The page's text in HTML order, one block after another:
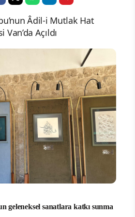
Âdil-i Mutlak Hat
Açıldı
geleneksel sanatlara katkı sunma